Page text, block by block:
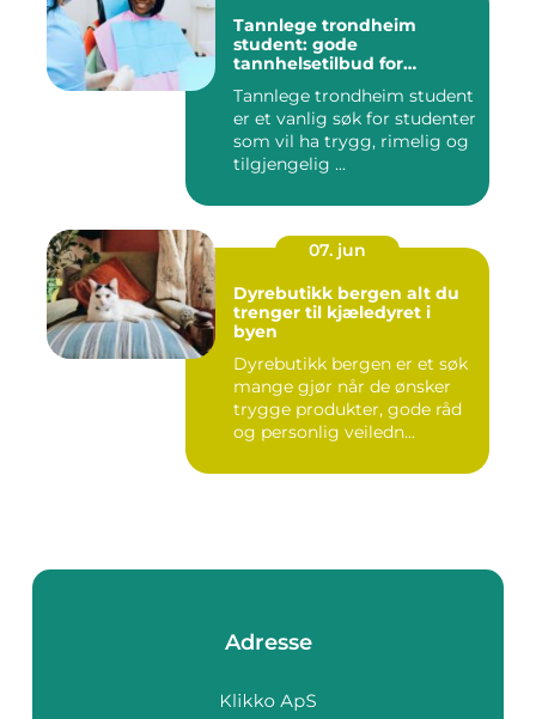
Tannlege trondheim
student: gode
tannhelsetilbud for
Tannlege trondheim student
er et vanlig søk for studenter
som vil ha trygg, rimelig og
tilgjengelig ...
07. jun
Dyrebutikk bergen alt du
trenger til kjæledyret i
byen
Dyrebutikk bergen er et søk
mange gjør når de ønsker
trygge produkter, gode råd
og personlig veiledn...
Adresse